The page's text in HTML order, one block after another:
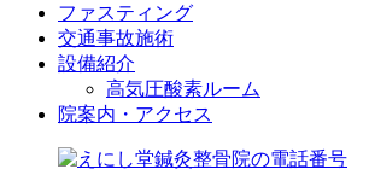
ファスティング
交通事故施術
設備紹介
高気圧酸素ルーム
院案内・アクセス